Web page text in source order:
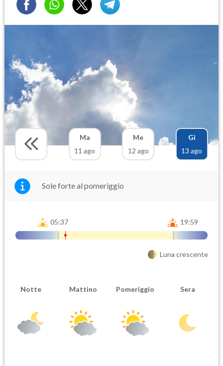
Ma
11 ago
Me
12 ago
Gi
13 ago
Sole forte al pomeriggio
05:37 19:59
Luna crescente
Notte Mattino Pomeriggio Sera